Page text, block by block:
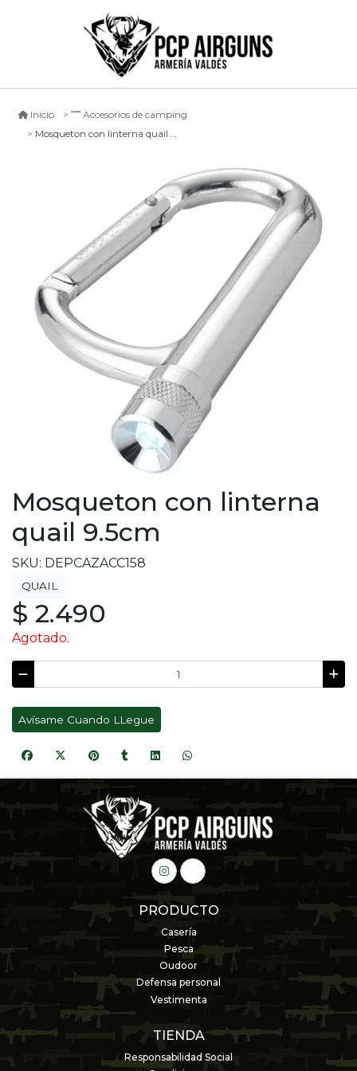
Inicio
Accesorios de camping
Mosqueton con linterna quail 9.5cm
Mosqueton con linterna
quail 9.5cm
SKU: DEPCAZACC158
QUAIL
$ 2.490
Agotado.
Avísame Cuando LLegue
PRODUCTO
Casería
Pesca
Oudoor
Defensa personal
Vestimenta
TIENDA
Responsabilidad Social